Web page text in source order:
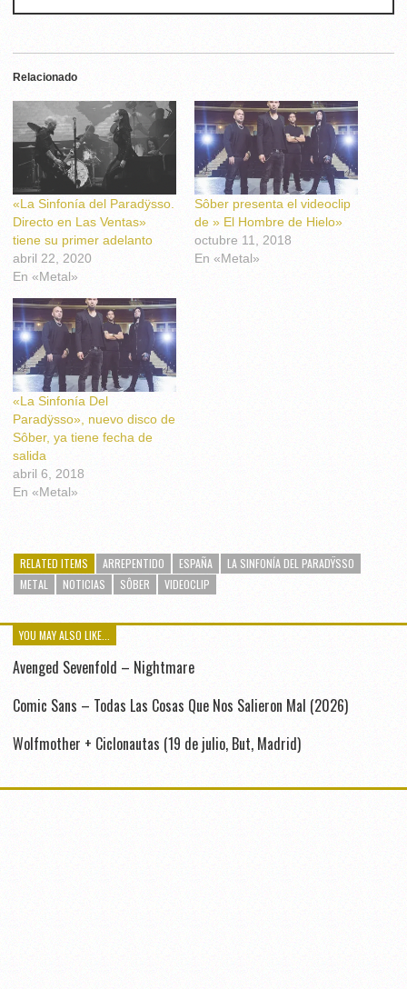
Relacionado
«La Sinfonía del Paradÿsso.
Directo en Las Ventas»
tiene su primer adelanto
abril 22, 2020
En «Metal»
Sôber presenta el videoclip
de » El Hombre de Hielo»
octubre 11, 2018
En «Metal»
«La Sinfonía Del
Paradÿsso», nuevo disco de
Sôber, ya tiene fecha de
salida
abril 6, 2018
En «Metal»
RELATED ITEMS ARREPENTIDO ESPAÑA
LA SINFONÍA DEL PARADŸSSO
METAL
NOTICIAS SÔBER VIDEOCLIP
YOU MAY ALSO LIKE...
Avenged Sevenfold – Nightmare
Comic Sans – Todas Las Cosas Que Nos Salieron Mal (2026)
Wolfmother + Ciclonautas (19 de julio, But, Madrid)